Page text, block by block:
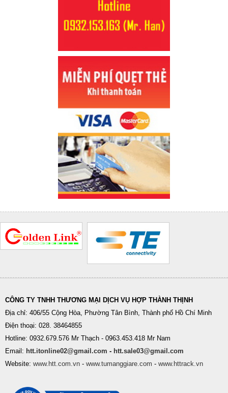
CÔNG TY TNHH THƯƠNG MẠI DỊCH VỤ HỢP THÀNH THỊNH
Địa chỉ: 406/55 Cộng Hòa, Phường Tân Bình, Thành phố Hồ Chí Minh
Điện thoại: 028. 38464855
Hotline: 0932.679.576 Mr Thạch - 0963.453.418 Mr Nam
Email: htt.itonline02@gmail.com - htt.sale03@gmail.com
Website: www.htt.com.vn - www.tumanggiare.com - www.httrack.vn